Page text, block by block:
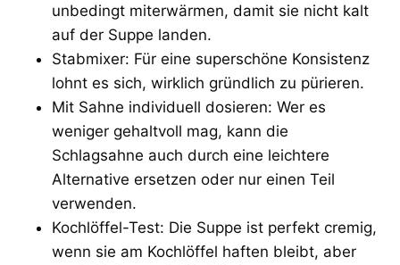
unbedingt miterwärmen, damit sie nicht kalt
auf der Suppe landen.
Stabmixer: Für eine superschöne Konsistenz
lohnt es sich, wirklich gründlich zu pürieren.
Mit Sahne individuell dosieren: Wer es
weniger gehaltvoll mag, kann die
Schlagsahne auch durch eine leichtere
Alternative ersetzen oder nur einen Teil
verwenden.
Kochlöffel-Test: Die Suppe ist perfekt cremig,
wenn sie am Kochlöffel haften bleibt, aber